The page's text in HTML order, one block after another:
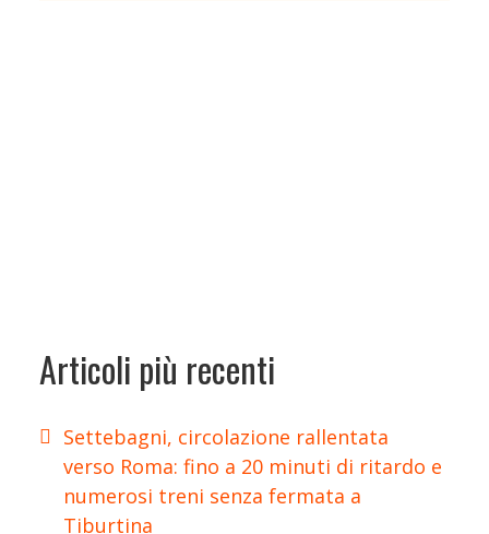
Articoli più recenti
Settebagni, circolazione rallentata
verso Roma: fino a 20 minuti di ritardo e
numerosi treni senza fermata a
Tiburtina